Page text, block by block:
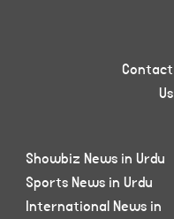
Contact
Us
Showbiz News in Urdu
Sports News in Urdu
International News in